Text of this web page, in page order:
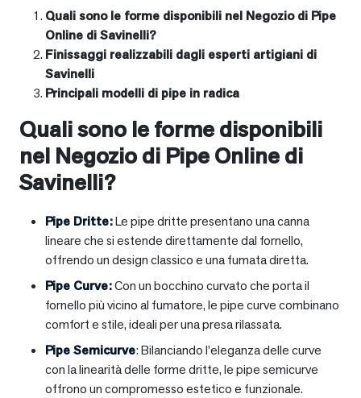
Quali sono le forme disponibili nel Negozio di Pipe
Online di Savinelli?
Finissaggi realizzabili dagli esperti artigiani di
Savinelli
Principali modelli di pipe in radica
Quali sono le forme disponibili
nel Negozio di Pipe Online di
Savinelli?
Pipe Dritte:Le pipe dritte presentano una canna
lineare che si estende direttamente dal fornello,
offrendo un design classico e una fumata diretta.
Pipe Curve:Con un bocchino curvato che porta il
fornello più vicino al fumatore, le pipe curve combinano
comfort e stile, ideali per una presa rilassata.
Pipe Semicurve: Bilanciando l’eleganza delle curve
con la linearità delle forme dritte, le pipe semicurve
offrono un compromesso estetico e funzionale.